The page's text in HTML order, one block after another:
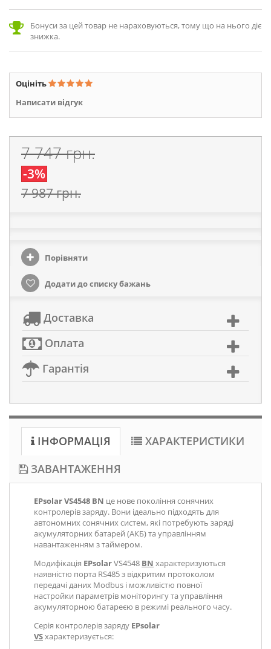
Бонуси за цей товар не нараховуються, тому що на нього діє
знижка.
Оцініть
Написати відгук
7 747 грн.
-3%
7 987 грн.
Порівняти
Додати до списку бажань
Доставка
Оплата
Гарантія
ІНФОРМАЦІЯ
ХАРАКТЕРИСТИКИ
ЗАВАНТАЖЕННЯ
EPsolar VS4548 BN це нове покоління сонячних
контролерів заряду. Вони ідеально підходять для
автономних сонячних систем, які потребують заряді
акумуляторних батарей (АКБ) та управлінням
навантаженням з таймером.
Модифікація EPsolarVS4548 BN характеризуються
наявністю порта RS485 з відкритим протоколом
передачі даних Modbus і можливістю повної
настройки параметрів моніторингу та управління
акумуляторною батареєю в режимі реального часу.
Серія контролерів заряду EPsolar
VSхарактеризується: